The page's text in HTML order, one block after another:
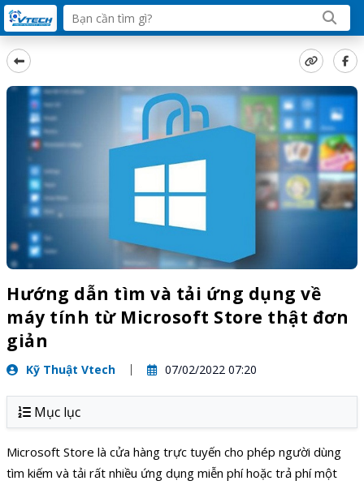
Hướng dẫn tìm và tải ứng dụng về
máy tính từ Microsoft Store thật đơn
giản
Kỹ Thuật Vtech 07/02/2022 07:20
Mục lục
Microsoft Store là cửa hàng trực tuyến cho phép người dùng
tìm kiếm và tải rất nhiều ứng dụng miễn phí hoặc trả phí một